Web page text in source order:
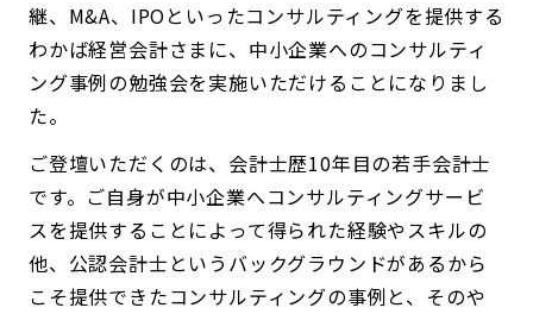
継、M&A、IPOといったコンサルティングを提供する
わかば経営会計さまに、中小企業へのコンサルティ
ング事例の勉強会を実施いただけることになりまし
た。
ご登壇いただくのは、会計士歴10年目の若手会計士
です。ご自身が中小企業へコンサルティングサービ
スを提供することによって得られた経験やスキルの
他、公認会計士というバックグラウンドがあるから
こそ提供できたコンサルティングの事例と、そのや